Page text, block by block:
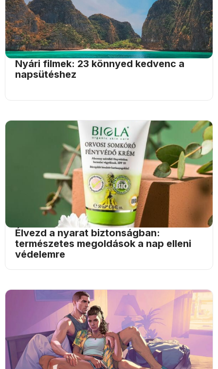
Nyári filmek: 23 könnyed kedvenc a
napsütéshez
Élvezd a nyarat biztonságban:
természetes megoldások a nap elleni
védelemre